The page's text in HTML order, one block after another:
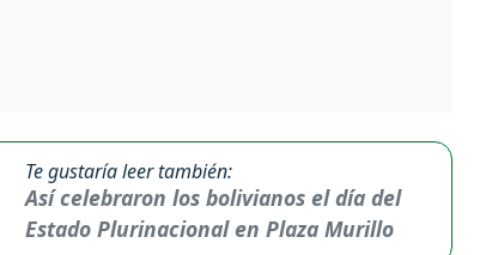
Te gustaría leer también:
Así celebraron los bolivianos el día del
Estado Plurinacional en Plaza Murillo